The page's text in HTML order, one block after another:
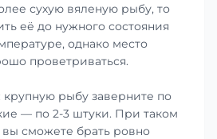
сухую вяленую рыбу, то
её до нужного состояния
однако место
проветриваться.
рыбу заверните по
— по 2-3 штуки. При таком
сможете брать ровно